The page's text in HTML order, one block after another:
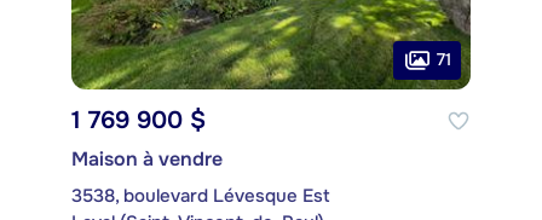
71
1 769 900 $
Maison à vendre
3538, boulevard Lévesque Est